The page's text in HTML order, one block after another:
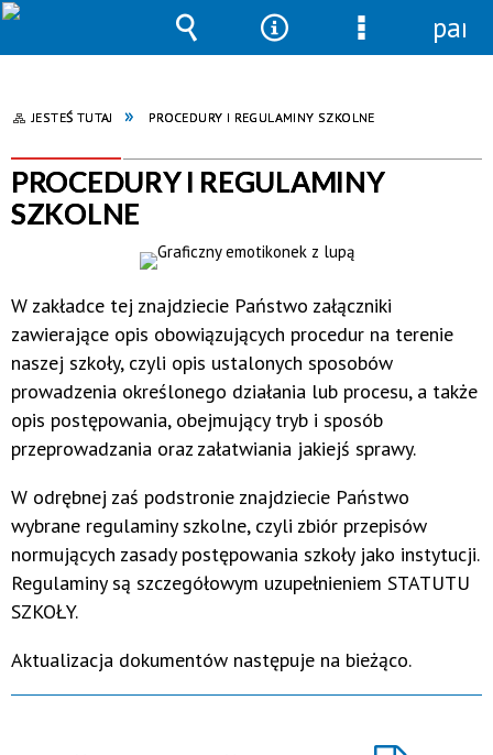
JESTEŚ TUTAJ PROCEDURY I REGULAMINY SZKOLNE
PROCEDURY I REGULAMINY
SZKOLNE
W zakładce tej znajdziecie Państwo załączniki
zawierające opis obowiązujących procedur na terenie
naszej szkoły, czyli opis ustalonych sposobów
prowadzenia określonego działania lub procesu, a także
opis postępowania, obejmujący tryb i sposób
przeprowadzania oraz załatwiania jakiejś sprawy.
W odrębnej zaś podstronie znajdziecie Państwo
wybrane regulaminy szkolne, czyli zbiór przepisów
normujących zasady postępowania szkoły jako instytucji.
Regulaminy są szczegółowym uzupełnieniem STATUTU
SZKOŁY.
Aktualizacja dokumentów następuje na bieżąco.
Wyszukiwarka
NarzędziaMenu